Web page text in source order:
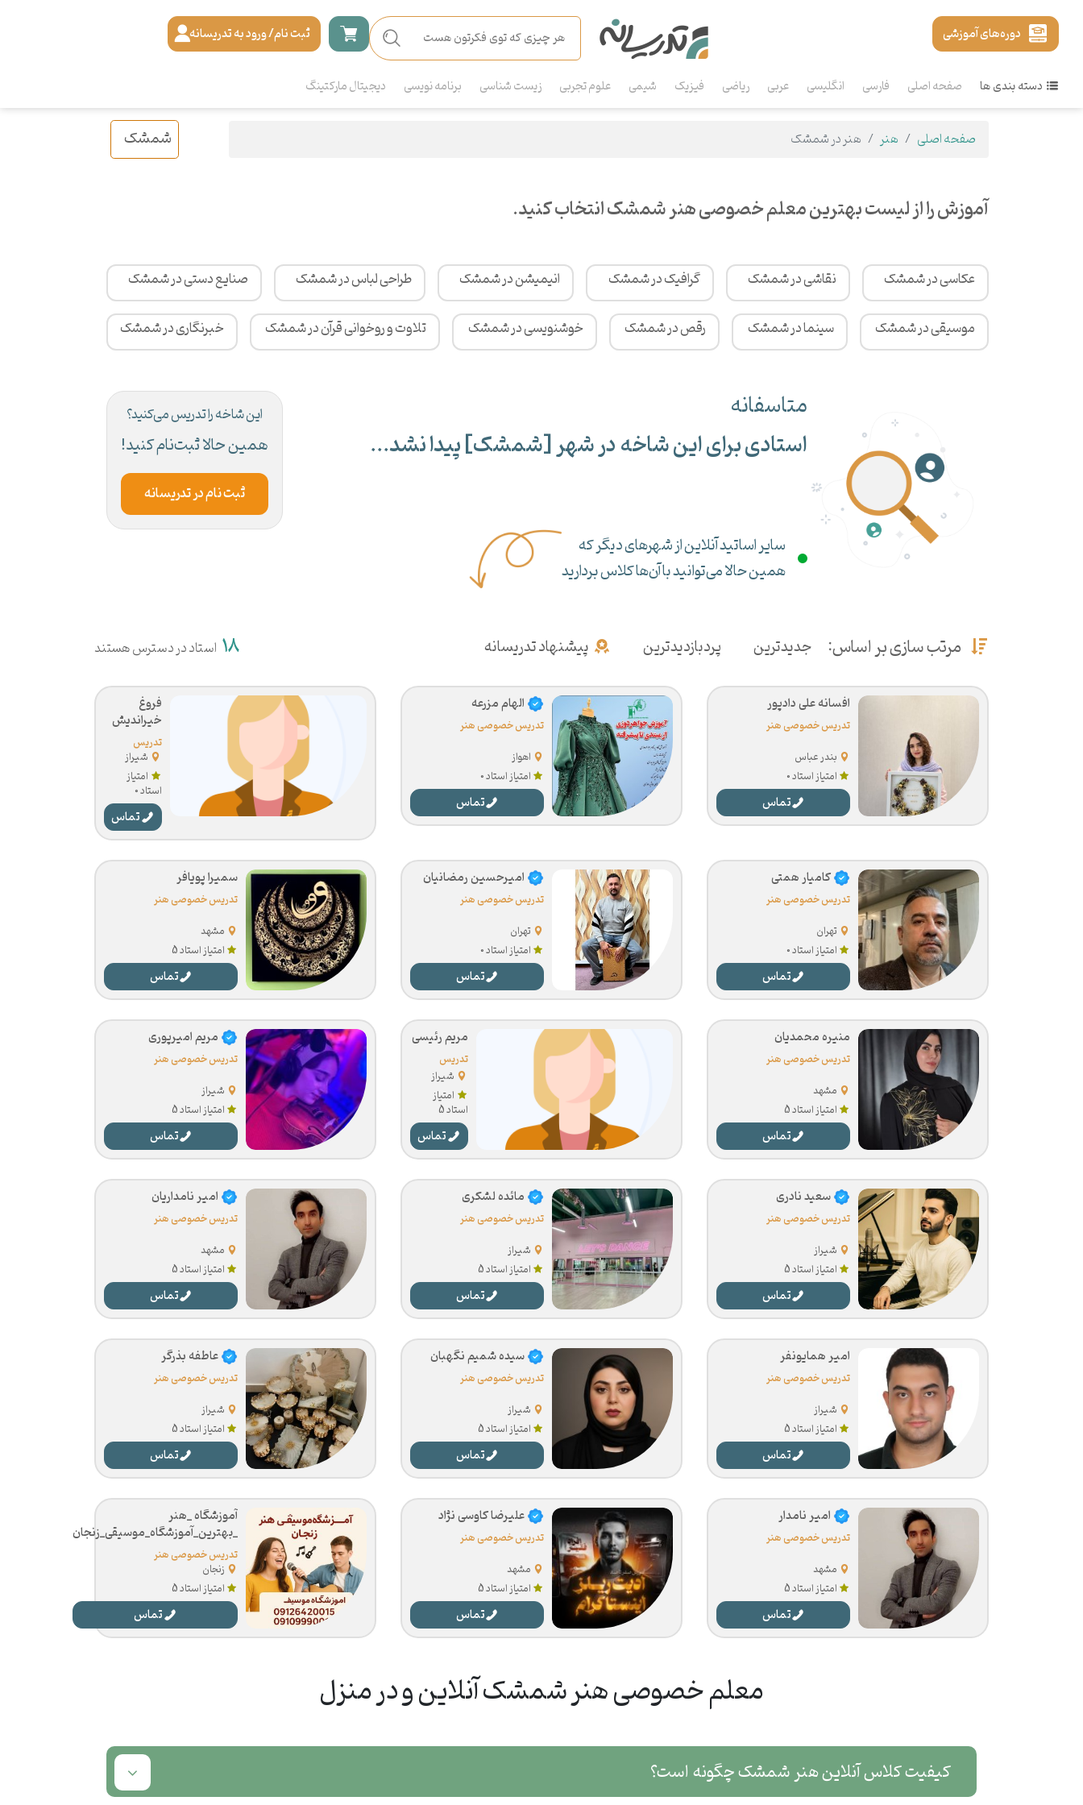
دوره‌های آموزشی ثبت نام/ ورود به تدریسانه
دسته بندی ها صفحه اصلی فارسی انگلیسی عربی ریاضی فیزیک شیمی علوم تجربی زیست شناسی برنامه نویسی دیجیتال مارکتینگ
صفحه اصلی هنر هنر در شمشک شمشک
آموزش را از لیست بهترین معلم خصوصی هنر شمشک انتخاب کنید.
عکاسی در شمشک نقاشی در شمشک گرافیک در شمشک انیمیشن در شمشک طراحی لباس در شمشک صنایع دستی در شمشک
موسیقی در شمشک سینما در شمشک رقص در شمشک خوشنویسی در شمشک تلاوت و روخوانی قرآن در شمشک خبرنگاری در شمشک
متاسفانه
استادی برای این شاخه در شهر [شمشک] پیدا نشد...
این شاخه را تدریس می‌کنید؟
همین حالا ثبت‌نام کنید!
ثبت نام در تدریسانه
سایر اساتید آنلاین از شهرهای دیگر که
همین حالا می‌توانید با آن‌ها کلاس بردارید
مرتب سازی بر اساس: جدیدترین پردبازدیدترین پیشنهاد تدریسانه 18 استاد در دسترس هستند
افسانه علی دادپور
تدریس خصوصی هنر
بندر عباس
امتیاز استاد 0
تماس
تدریس خصوصی هنر
اهواز
امتیاز استاد 0
تماس
فروغ
خیراندیش
تدریس
خصوصی هنر
شیراز
امتیاز
استاد 0
تماس
تدریس خصوصی هنر
تهران
امتیاز استاد 0
تماس
تدریس خصوصی هنر
تهران
امتیاز استاد 0
تماس
سمیرا پویافر
تدریس خصوصی هنر
مشهد
امتیاز استاد 5
تماس
منیره محمدیان
تدریس خصوصی هنر
مشهد
امتیاز استاد 5
تماس
مریم رئیسی
تدریس
خصوصی هنر
شیراز
امتیاز
استاد 5
تماس
تدریس خصوصی هنر
شیراز
امتیاز استاد 5
تماس
تدریس خصوصی هنر
شیراز
امتیاز استاد 5
تماس
تدریس خصوصی هنر
شیراز
امتیاز استاد 5
تماس
تدریس خصوصی هنر
مشهد
امتیاز استاد 5
تماس
امیر همایونفر
تدریس خصوصی هنر
شیراز
امتیاز استاد 5
تماس
تدریس خصوصی هنر
شیراز
امتیاز استاد 5
تماس
تدریس خصوصی هنر
شیراز
امتیاز استاد 5
تماس
تدریس خصوصی هنر
مشهد
امتیاز استاد 5
تماس
تدریس خصوصی هنر
مشهد
امتیاز استاد 5
تماس
آموزشگاه _هنر
_بهترین_آموزشگاه_موسیقی_زنجان
تدریس خصوصی هنر
زنجان
امتیاز استاد 5
تماس
معلم خصوصی هنر شمشک آنلاین و در منزل
کیفیت کلاس آنلاین هنر شمشک چگونه است؟